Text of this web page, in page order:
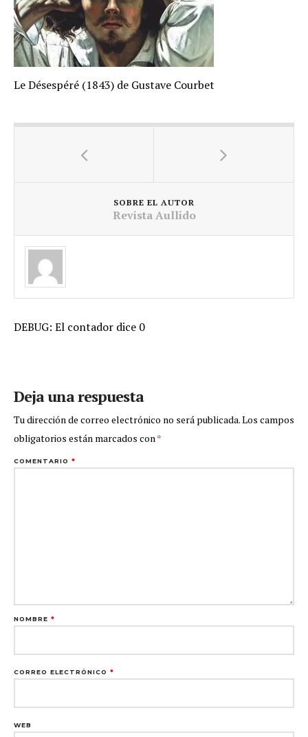
Le Désespéré (1843) de Gustave Courbet
SOBRE EL AUTOR
Revista Aullido
DEBUG: El contador dice 0
Deja una respuesta
Tu dirección de correo electrónico no será publicada.Los campos
obligatorios están marcados con*
COMENTARIO *
NOMBRE *
CORREO ELECTRÓNICO *
WEB